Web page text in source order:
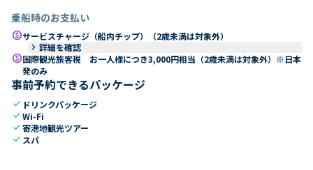
乗船時のお支払い
paidサービスチャージ（船内チップ）（2歳未満は対象外）
keyboard_arrow_right 詳細を確認
paid国際観光旅客税 お一人様につき3,000円相当（2歳未満は対象外）※日本
発のみ
事前予約できるパッケージ
check ドリンクパッケージ
checkWi-Fi
check寄港地観光ツアー
check スパ